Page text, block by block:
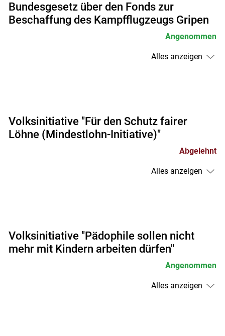
Bundesgesetz über den Fonds zur
Beschaffung des Kampfflugzeugs Gripen
Angenommen
Alles anzeigen
Volksinitiative "Für den Schutz fairer
Löhne (Mindestlohn-Initiative)"
Abgelehnt
Alles anzeigen
Volksinitiative "Pädophile sollen nicht
mehr mit Kindern arbeiten dürfen"
Angenommen
Alles anzeigen